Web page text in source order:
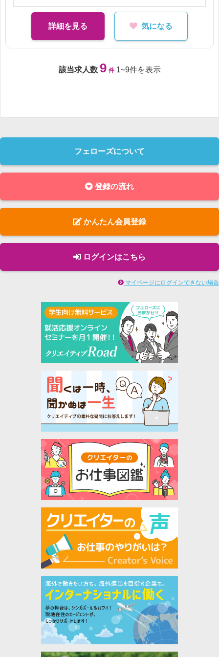
メインとなるのは美容室や歯科医院ですが、飲食
店、オフィス、商業施設など、幅広いジャンルの空
間づくりにも携わっています。
単に依頼された図面を作成するのではなく、「どの
■企画・コンセプト設計から関われます
決められた仕様に沿って図面を作成するだけではあ
クライアントとの打ち合わせから参加し、店舗のコ
ンセプト、空間の方向性、内装デザインなど、プロ
■店舗の完成まで見届けられます
工部門や協力会社と連携しながら、実際に店舗が完
成するまで関わることができます。
用される喜びを感じられる仕事です。
■空間だけでなく、店舗全体のブランディングを考
ロゴ、サイン、販促物、ホームページなども含めて
ィブに関われます。
■福岡のチームが業務をサポートします
岡山オフィスだけで業務を完結するのではなく、福
岡本社の設計・バックアップチームと連携しながら
プロジェクトを進めます。
拠点を越えて相談・協力できる体制が整えられてい
ます。
詳細を見る 気になる
該当求人数 9 件 1~9件を表示
フェローズについて
登録の流れ
かんたん会員登録
ログインはこちら
マイページにログインできない場合